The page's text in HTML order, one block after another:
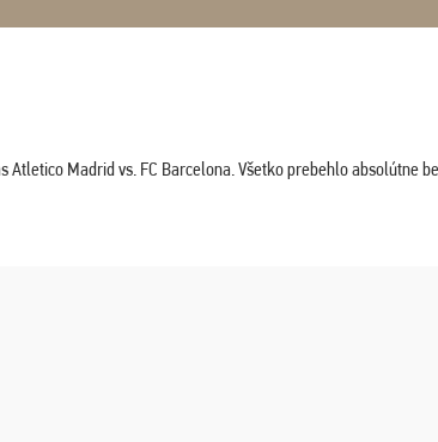
Madrid vs. FC Barcelona. Všetko prebehlo absolútne